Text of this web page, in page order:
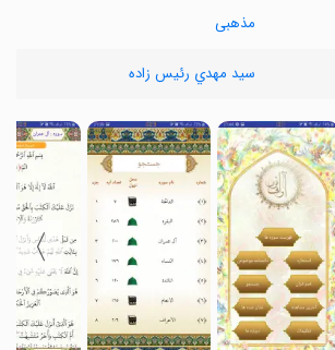
مذهبی
سيد مهدي رئيس زاده
〉